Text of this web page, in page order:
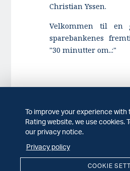
Christian Yssen.
Velkommen til en
sparebankenes
"30 minutter om..:"
To improve your experience
Rating website, we use cookies.
our privacy notice.
Privacy policy
COOKIE